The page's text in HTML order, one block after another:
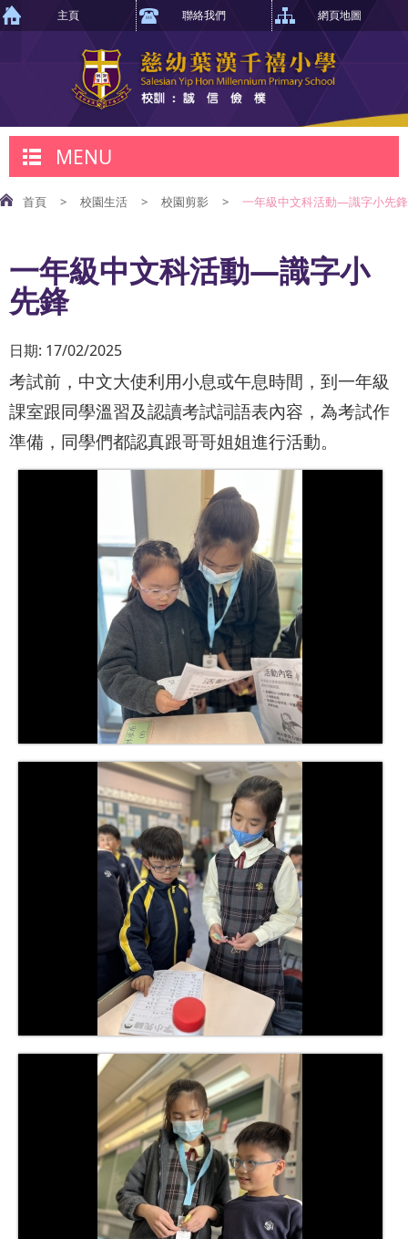
主頁 聯絡我們 網頁地圖
MENU
首頁 > 校園生活 > 校園剪影 > 一年級中文科活動—識字小先鋒
一年級中文科活動—識字小
先鋒
日期: 17/02/2025
考試前，中文大使利用小息或午息時間，到一年級
課室跟同學溫習及認讀考試詞語表內容，為考試作
準備，同學們都認真跟哥哥姐姐進行活動。